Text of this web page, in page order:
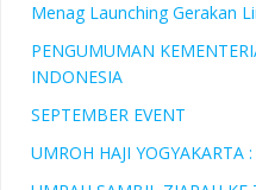
Menag Launching Gerakan
PENGUMUMAN
INDONESIA
SEPTEMBER EVENT
UMROH HAJI